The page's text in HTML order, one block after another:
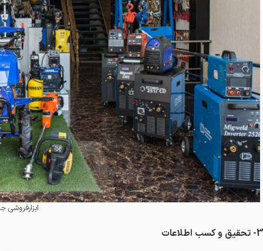
ابزارفروشی
3- تحقیق و کسب اطلاعات